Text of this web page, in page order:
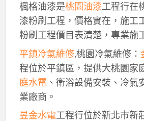
楓格油漆是桃園油漆工程行在
漆粉刷工程，價格實在，施工
粉刷工程價目表清楚，專業施
平鎮冷氣維修,桃園冷氣維修：
程位於平鎮區，提供大桃園家
庭水電、衛浴設備安裝、冷氣
業廠商。
昱金水電工程行位於新北市新